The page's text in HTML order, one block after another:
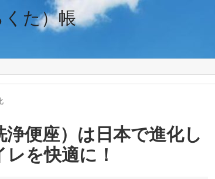
くた）帳
便座）は日本で進化し
を快適に！